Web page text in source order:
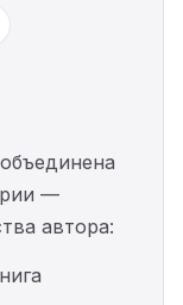
—
автора: